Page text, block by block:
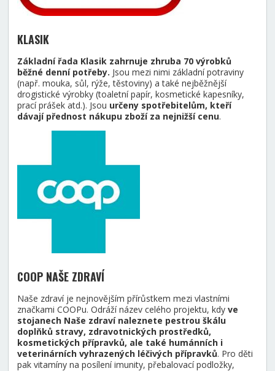
KLASIK
Základní řada Klasik zahrnuje zhruba 70 výrobků
běžné denní potřeby. Jsou mezi nimi základní potraviny
(např. mouka, sůl, rýže, těstoviny) a také nejběžnější
drogistické výrobky (toaletní papír, kosmetické kapesníky,
prací prášek atd.). Jsou určeny spotřebitelům, kteří
dávají přednost nákupu zboží za nejnižší cenu.
COOP NAŠE ZDRAVÍ
Naše zdraví je nejnovějším přírůstkem mezi vlastními
značkami COOPu. Odráží název celého projektu, kdy ve
stojanech Naše zdraví naleznete pestrou škálu
doplňků stravy, zdravotnických prostředků,
kosmetických přípravků, ale také humánních i
veterinárních vyhrazených léčivých přípravků. Pro děti
pak vitamíny na posílení imunity, přebalovací podložky,